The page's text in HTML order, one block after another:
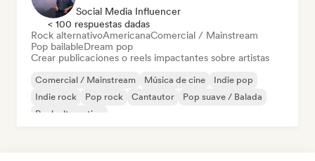
Social Media Influencer
< 100 respuestas dadas
Rock alternativoAmericanaComercial / Mainstream
Pop bailableDream pop
Crear publicaciones o reels impactantes sobre artistas
Comercial / Mainstream Música de cine
Indie pop
Indie rock
Pop rock Cantautor
Pop suave / Balada
Rock alternativo